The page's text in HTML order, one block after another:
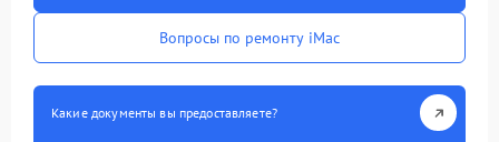
Вопросы по ремонту iMac
Какие документы вы предоставляете?